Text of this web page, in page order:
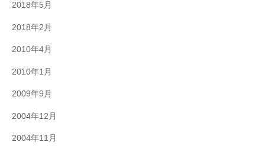
2018年5月
2018年2月
2010年4月
2010年1月
2009年9月
2004年12月
2004年11月